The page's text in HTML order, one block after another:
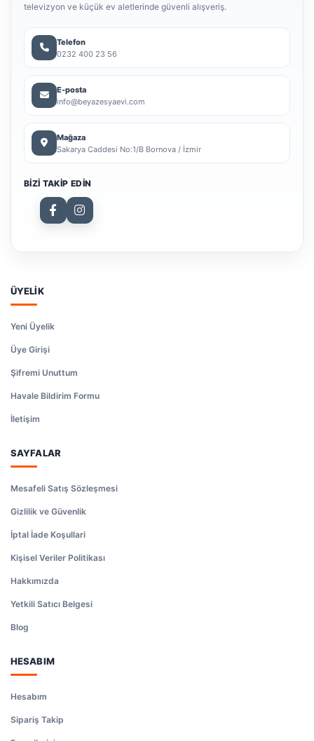
televizyon ve küçük ev aletlerinde güvenli alışveriş.
Telefon
0232 400 23 56
E-posta
info@beyazesyaevi.com
Mağaza
Sakarya Caddesi No:1/B Bornova / İzmir
BIZI TAKIP EDIN
ÜYELİK
Yeni Üyelik
Üye Girişi
Şifremi Unuttum
Havale Bildirim Formu
İletişim
SAYFALAR
Mesafeli Satış Sözleşmesi
Gizlilik ve Güvenlik
İptal İade Koşullari
Kişisel Veriler Politikası
Hakkımızda
Yetkili Satıcı Belgesi
Blog
HESABIM
Hesabım
Sipariş Takip